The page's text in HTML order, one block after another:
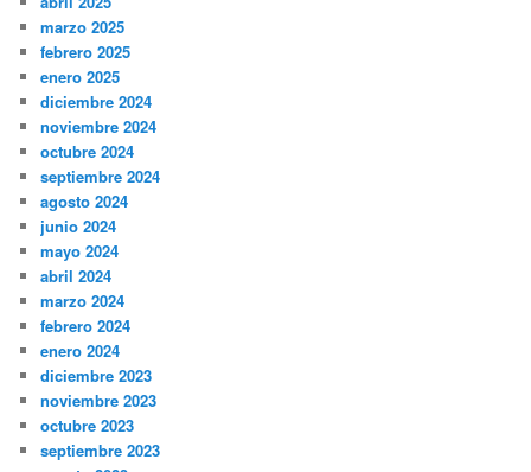
marzo 2025
febrero 2025
enero 2025
diciembre 2024
noviembre 2024
octubre 2024
septiembre 2024
agosto 2024
junio 2024
mayo 2024
abril 2024
marzo 2024
febrero 2024
enero 2024
diciembre 2023
noviembre 2023
octubre 2023
septiembre 2023